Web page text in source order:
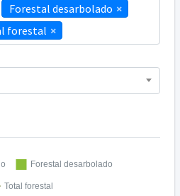
×
Forestal desarbolado
×
forestal
Forestal desarbolado
Total forestal